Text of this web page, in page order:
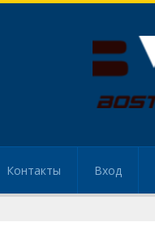
Контакты Вход